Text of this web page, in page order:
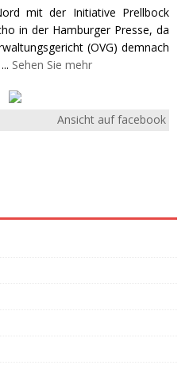
mit der Initiative Prellbock
in der Hamburger Presse, da
(OVG) demnach
... Sehen Sie mehr
Ansicht auf facebook